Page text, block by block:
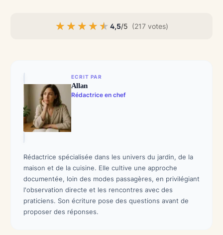
★★★★★
★★★★★ 4,5/5 (217 votes)
ECRIT PAR
Allan
Rédactrice en chef
Rédactrice spécialisée dans les univers du jardin, de la
maison et de la cuisine. Elle cultive une approche
documentée, loin des modes passagères, en privilégiant
l'observation directe et les rencontres avec des
praticiens. Son écriture pose des questions avant de
proposer des réponses.